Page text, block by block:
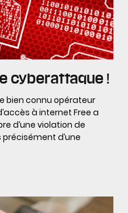
cyberattaque !
bien connu opérateur
à internet Free a
d’une violation de
d’une